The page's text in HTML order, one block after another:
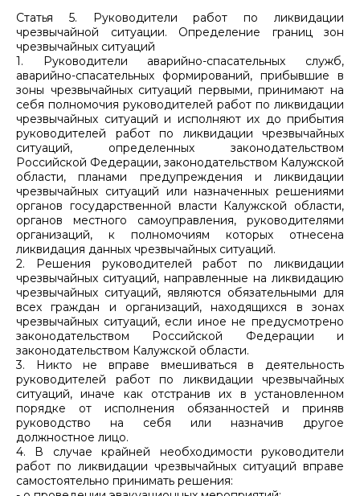
Статья 5. Руководители работ по ликвидации
чрезвычайной ситуации. Определение границ зон
чрезвычайных ситуаций
1. Руководители аварийно-спасательных служб,
аварийно-спасательных формирований, прибывшие в
зоны чрезвычайных ситуаций первыми, принимают на
себя полномочия руководителей работ по ликвидации
чрезвычайных ситуаций и исполняют их до прибытия
руководителей работ по ликвидации чрезвычайных
ситуаций, определенных законодательством
Российской Федерации, законодательством Калужской
области, планами предупреждения и ликвидации
чрезвычайных ситуаций или назначенных решениями
органов государственной власти Калужской области,
органов местного самоуправления, руководителями
организаций, к полномочиям которых отнесена
ликвидация данных чрезвычайных ситуаций.
2. Решения руководителей работ по ликвидации
чрезвычайных ситуаций, направленные на ликвидацию
чрезвычайных ситуаций, являются обязательными для
всех граждан и организаций, находящихся в зонах
чрезвычайных ситуаций, если иное не предусмотрено
законодательством Российской Федерации и
законодательством Калужской области.
3. Никто не вправе вмешиваться в деятельность
руководителей работ по ликвидации чрезвычайных
ситуаций, иначе как отстранив их в установленном
порядке от исполнения обязанностей и приняв
руководство на себя или назначив другое
должностное лицо.
4. В случае крайней необходимости руководители
работ по ликвидации чрезвычайных ситуаций вправе
самостоятельно принимать решения: